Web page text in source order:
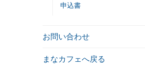
申込書
お問い合わせ
まなカフェへ戻る